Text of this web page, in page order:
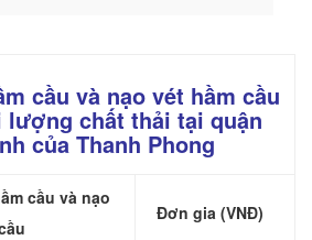
cầu và nạo vét hầm cầu
lượng chất thải tại quận
của Thanh Phong
cầu và nạo
Đơn gia (VNĐ)